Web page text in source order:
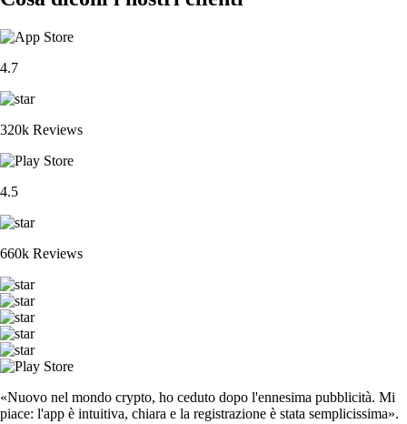
4.7
320k Reviews
4.5
660k Reviews
«Nuovo nel mondo crypto, ho ceduto dopo l'ennesima pubblicità. Mi
piace: l'app è intuitiva, chiara e la registrazione è stata semplicissima».